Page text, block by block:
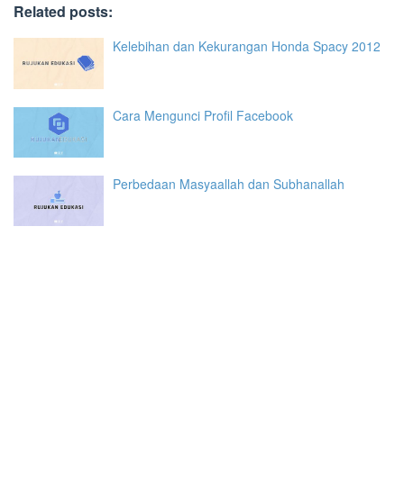
Related posts:
Kelebihan dan Kekurangan Honda Spacy 2012
Cara Mengunci Profil Facebook
Perbedaan Masyaallah dan Subhanallah